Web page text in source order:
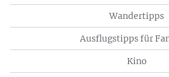
Wandertipps
Ausflugstipps für
Kino